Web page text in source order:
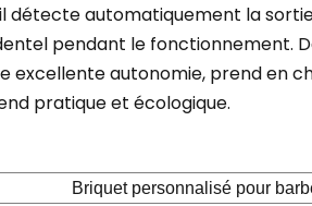
automatiquement la
pendant le fonctionnement.
autonomie, prend en
pratique et écologique.
Briquet personnalisé pour